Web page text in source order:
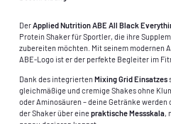
DerApplied Nutrition ABE All Black
Protein Shaker für Sportler, die ihre
zubereiten möchten. Mit seinem modernen
ABE-Logo ist er der perfekte Begleiter im
Dank des integriertenMixing Grid Einsatzes
gleichmäßige und cremige Shakes ohne
oder Aminosäuren – deine Getränke
der Shaker über einepraktische Messskala,